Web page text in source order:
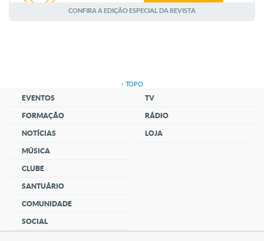
AGOSTO
CONFIRA A EDIÇÃO ESPECIAL DA REVISTA
↑ TOPO
EVENTOS
FORMAÇÃO
NOTÍCIAS
MÚSICA
CLUBE
SANTUÁRIO
COMUNIDADE
SOCIAL
TV
RÁDIO
LOJA